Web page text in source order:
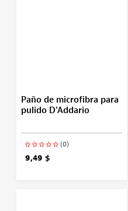
Paño de microfibra para
pulido D'Addario
(0)
9,49 $